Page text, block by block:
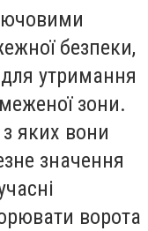
безпеки,
утримання
зони.
з яких вони
значення
ворота